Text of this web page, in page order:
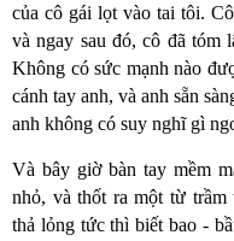
của cô gái lọt vào tai tôi.
và ngay sau đó, cô đã tóm
Không có sức mạnh nào
cánh tay anh, và anh sẵn
anh không có suy nghĩ gì
Và bây giờ bàn tay mềm
nhỏ, và thốt ra một từ trầm
thả lỏng tức thì biết bao -